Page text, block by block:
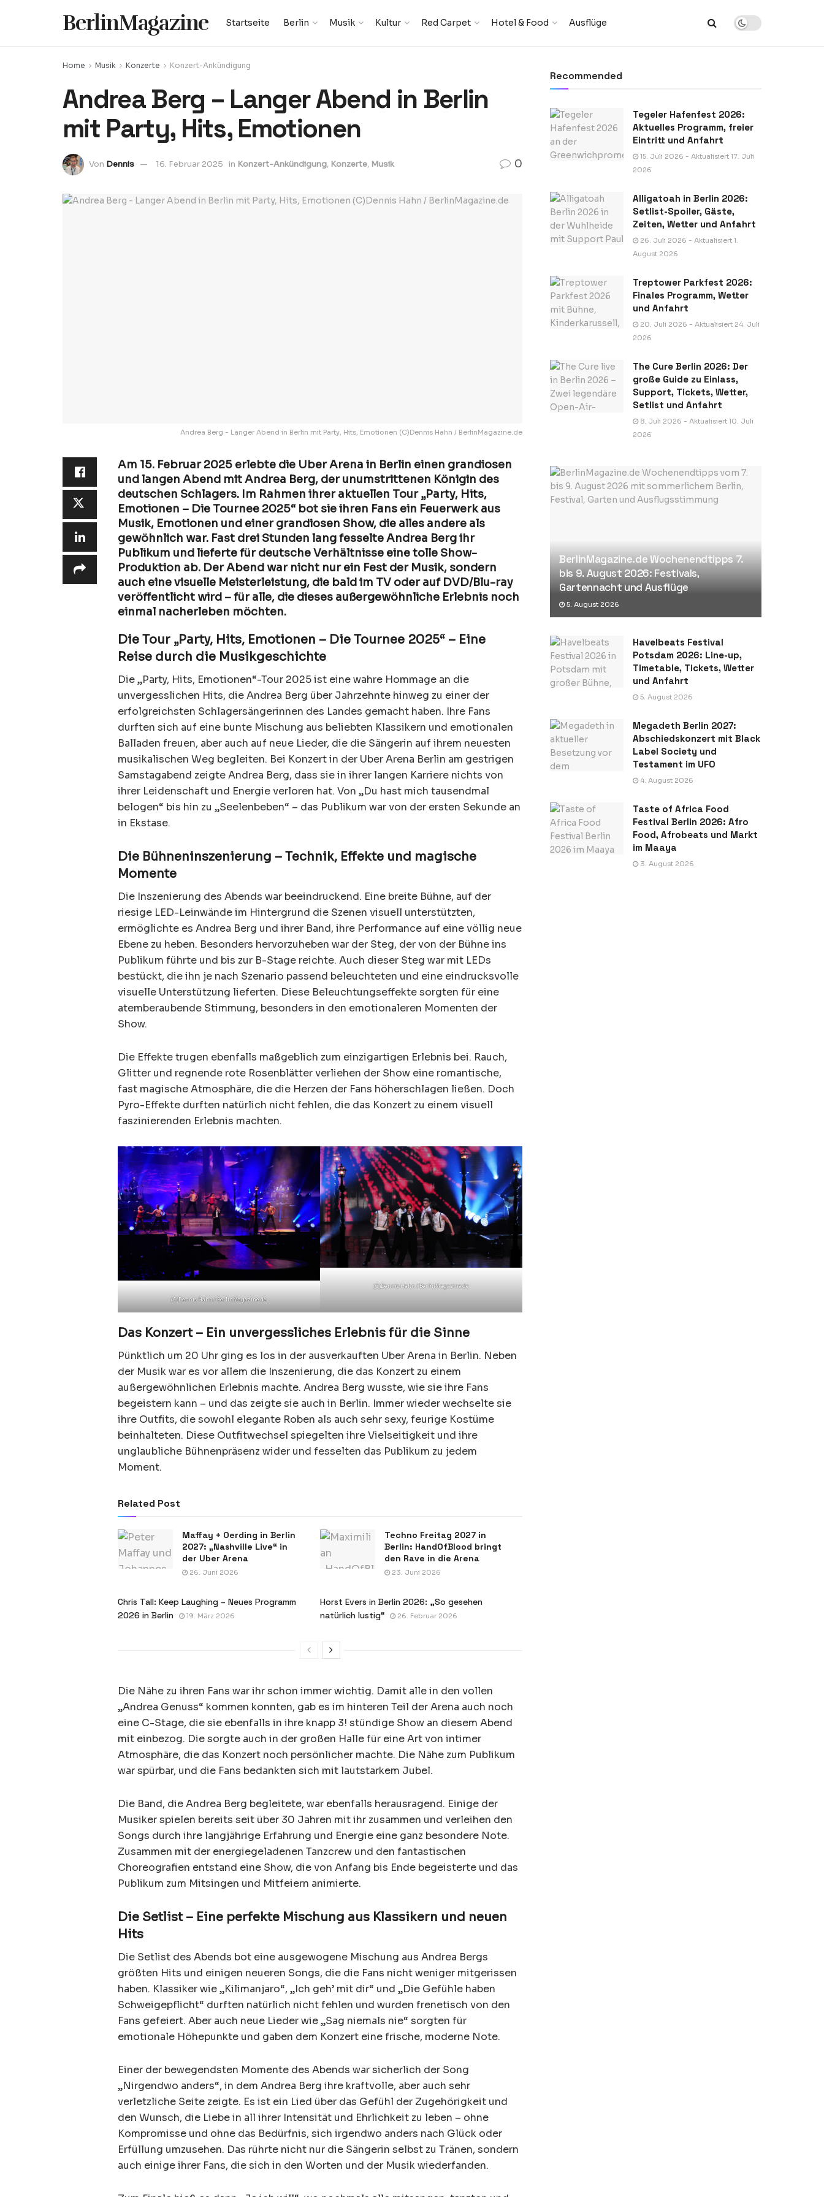
BerlinMagazine Startseite Berlin Musik Kultur Red Carpet Hotel & Food Ausflüge
Home Musik Konzerte Konzert-Ankündigung
Andrea Berg – Langer Abend in Berlin
mit Party, Hits, Emotionen
Von Dennis 16. Februar 2025 in Konzert-Ankündigung, Konzerte, Musik 0
Andrea Berg - Langer Abend in Berlin mit Party, Hits, Emotionen (C)Dennis Hahn / BerlinMagazine.de
Am 15. Februar 2025 erlebte die Uber Arena in Berlin einen grandiosen
und langen Abend mit Andrea Berg, der unumstrittenen Königin des
deutschen Schlagers. Im Rahmen ihrer aktuellen Tour „Party, Hits,
Emotionen – Die Tournee 2025“ bot sie ihren Fans ein Feuerwerk aus
Musik, Emotionen und einer grandiosen Show, die alles andere als
gewöhnlich war. Fast drei Stunden lang fesselte Andrea Berg ihr
Publikum und lieferte für deutsche Verhältnisse eine tolle Show-
Produktion ab. Der Abend war nicht nur ein Fest der Musik, sondern
auch eine visuelle Meisterleistung, die bald im TV oder auf DVD/Blu-ray
veröffentlicht wird – für alle, die dieses außergewöhnliche Erlebnis noch
einmal nacherleben möchten.
Die Tour „Party, Hits, Emotionen – Die Tournee 2025“ – Eine
Reise durch die Musikgeschichte
Die „Party, Hits, Emotionen“-Tour 2025 ist eine wahre Hommage an die
unvergesslichen Hits, die Andrea Berg über Jahrzehnte hinweg zu einer der
erfolgreichsten Schlagersängerinnen des Landes gemacht haben. Ihre Fans
durften sich auf eine bunte Mischung aus beliebten Klassikern und emotionalen
Balladen freuen, aber auch auf neue Lieder, die die Sängerin auf ihrem neuesten
musikalischen Weg begleiten. Bei Konzert in der Uber Arena Berlin am gestrigen
Samstagabend zeigte Andrea Berg, dass sie in ihrer langen Karriere nichts von
ihrer Leidenschaft und Energie verloren hat. Von „Du hast mich tausendmal
belogen“ bis hin zu „Seelenbeben“ – das Publikum war von der ersten Sekunde an
in Ekstase.
Die Bühneninszenierung – Technik, Effekte und magische
Momente
Die Inszenierung des Abends war beeindruckend. Eine breite Bühne, auf der
riesige LED-Leinwände im Hintergrund die Szenen visuell unterstützten,
ermöglichte es Andrea Berg und ihrer Band, ihre Performance auf eine völlig neue
Ebene zu heben. Besonders hervorzuheben war der Steg, der von der Bühne ins
Publikum führte und bis zur B-Stage reichte. Auch dieser Steg war mit LEDs
bestückt, die ihn je nach Szenario passend beleuchteten und eine eindrucksvolle
visuelle Unterstützung lieferten. Diese Beleuchtungseffekte sorgten für eine
atemberaubende Stimmung, besonders in den emotionaleren Momenten der
Show.
Die Effekte trugen ebenfalls maßgeblich zum einzigartigen Erlebnis bei. Rauch,
Glitter und regnende rote Rosenblätter verliehen der Show eine romantische,
fast magische Atmosphäre, die die Herzen der Fans höherschlagen ließen. Doch
Pyro-Effekte durften natürlich nicht fehlen, die das Konzert zu einem visuell
faszinierenden Erlebnis machten.
(C)Dennis Hahn / BerlinMagazine.de
(C)Dennis Hahn / BerlinMagazine.de
Das Konzert – Ein unvergessliches Erlebnis für die Sinne
Pünktlich um 20 Uhr ging es los in der ausverkauften Uber Arena in Berlin. Neben
der Musik war es vor allem die Inszenierung, die das Konzert zu einem
außergewöhnlichen Erlebnis machte. Andrea Berg wusste, wie sie ihre Fans
begeistern kann – und das zeigte sie auch in Berlin. Immer wieder wechselte sie
ihre Outfits, die sowohl elegante Roben als auch sehr sexy, feurige Kostüme
beinhalteten. Diese Outfitwechsel spiegelten ihre Vielseitigkeit und ihre
unglaubliche Bühnenpräsenz wider und fesselten das Publikum zu jedem
Moment.
Related Post
Maffay + Oerding in Berlin
2027: „Nashville Live“ in
der Uber Arena
26. Juni 2026
Techno Freitag 2027 in
Berlin: HandOfBlood bringt
den Rave in die Arena
23. Juni 2026
Chris Tall: Keep Laughing – Neues Programm
2026 in Berlin
19. März 2026
Horst Evers in Berlin 2026: „So gesehen
natürlich lustig“
26. Februar 2026
Die Nähe zu ihren Fans war ihr schon immer wichtig. Damit alle in den vollen
„Andrea Genuss“ kommen konnten, gab es im hinteren Teil der Arena auch noch
eine C-Stage, die sie ebenfalls in ihre knapp 3! stündige Show an diesem Abend
mit einbezog. Die sorgte auch in der großen Halle für eine Art von intimer
Atmosphäre, die das Konzert noch persönlicher machte. Die Nähe zum Publikum
war spürbar, und die Fans bedankten sich mit lautstarkem Jubel.
Die Band, die Andrea Berg begleitete, war ebenfalls herausragend. Einige der
Musiker spielen bereits seit über 30 Jahren mit ihr zusammen und verleihen den
Songs durch ihre langjährige Erfahrung und Energie eine ganz besondere Note.
Zusammen mit der energiegeladenen Tanzcrew und den fantastischen
Choreografien entstand eine Show, die von Anfang bis Ende begeisterte und das
Publikum zum Mitsingen und Mitfeiern animierte.
Die Setlist – Eine perfekte Mischung aus Klassikern und neuen
Hits
Die Setlist des Abends bot eine ausgewogene Mischung aus Andrea Bergs
größten Hits und einigen neueren Songs, die die Fans nicht weniger mitgerissen
haben. Klassiker wie „Kilimanjaro“, „Ich geh’ mit dir“ und „Die Gefühle haben
Schweigepflicht“ durften natürlich nicht fehlen und wurden frenetisch von den
Fans gefeiert. Aber auch neue Lieder wie „Sag niemals nie“ sorgten für
emotionale Höhepunkte und gaben dem Konzert eine frische, moderne Note.
Einer der bewegendsten Momente des Abends war sicherlich der Song
„Nirgendwo anders“, in dem Andrea Berg ihre kraftvolle, aber auch sehr
verletzliche Seite zeigte. Es ist ein Lied über das Gefühl der Zugehörigkeit und
den Wunsch, die Liebe in all ihrer Intensität und Ehrlichkeit zu leben – ohne
Kompromisse und ohne das Bedürfnis, sich irgendwo anders nach Glück oder
Erfüllung umzusehen. Das rührte nicht nur die Sängerin selbst zu Tränen, sondern
auch einige ihrer Fans, die sich in den Worten und der Musik wiederfanden.
Recommended
Tegeler Hafenfest 2026:
Aktuelles Programm, freier
Eintritt und Anfahrt
15. Juli 2026 - Aktualisiert 17. Juli
2026
Alligatoah in Berlin 2026:
Setlist-Spoiler, Gäste,
Zeiten, Wetter und Anfahrt
26. Juli 2026 - Aktualisiert 1.
August 2026
Treptower Parkfest 2026:
Finales Programm, Wetter
und Anfahrt
20. Juli 2026 - Aktualisiert 24. Juli
2026
The Cure Berlin 2026: Der
große Guide zu Einlass,
Support, Tickets, Wetter,
Setlist und Anfahrt
8. Juli 2026 - Aktualisiert 10. Juli
2026
BerlinMagazine.de Wochenendtipps 7.
bis 9. August 2026: Festivals,
Gartennacht und Ausflüge
5. August 2026
Havelbeats Festival
Potsdam 2026: Line-up,
Timetable, Tickets, Wetter
und Anfahrt
5. August 2026
Megadeth Berlin 2027:
Abschiedskonzert mit Black
Label Society und
Testament im UFO
4. August 2026
Taste of Africa Food
Festival Berlin 2026: Afro
Food, Afrobeats und Markt
im Maaya
3. August 2026